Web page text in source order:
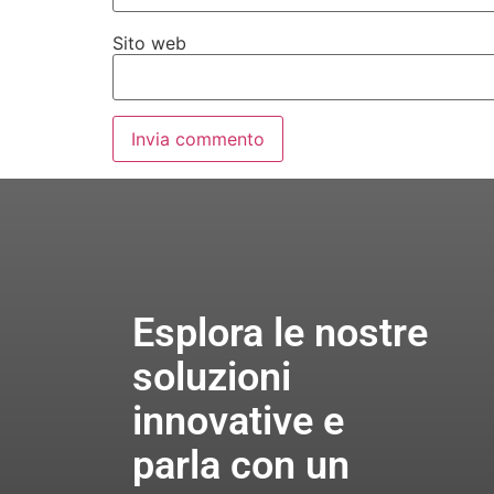
Sito web
Esplora le nostre
soluzioni
innovative e
parla con un